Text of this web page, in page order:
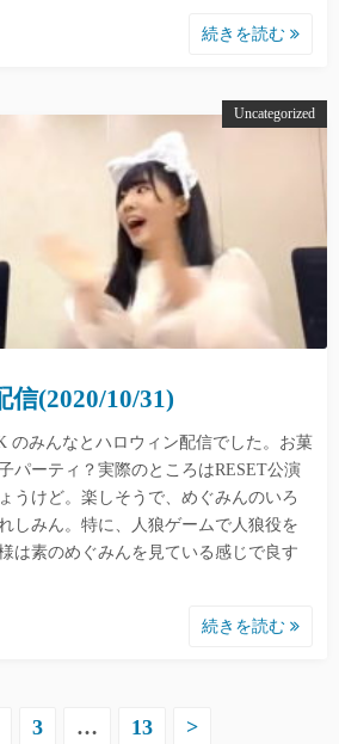
続きを読む
Uncategorized
信(2020/10/31)
のみんなとハロウィン配信でした。お菓
パーティ？実際のところはRESET公演
うけど。楽しそうで、めぐみんのいろ
しみん。特に、人狼ゲームで人狼役を
は素のめぐみんを見ている感じで良す
続きを読む
3 … 13 >